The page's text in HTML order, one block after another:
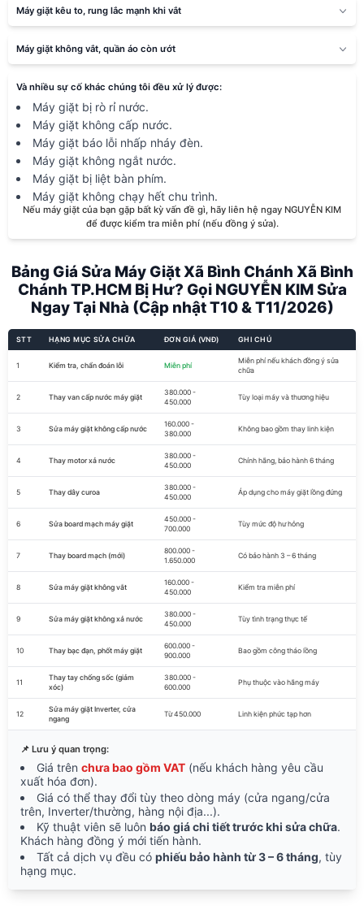
Máy giặt kêu to, rung lắc mạnh khi vắt
Máy giặt không vắt, quần áo còn ướt
Và nhiều sự cố khác chúng tôi đều xử lý được:
Máy giặt bị rò rỉ nước.
Máy giặt không cấp nước.
Máy giặt báo lỗi nhấp nháy đèn.
Máy giặt không ngắt nước.
Máy giặt bị liệt bàn phím.
Máy giặt không chạy hết chu trình.
Nếu máy giặt của bạn gặp bất kỳ vấn đề gì, hãy liên hệ ngay NGUYỄN KIM
để được kiểm tra miễn phí (nếu đồng ý sửa).
Bảng Giá Sửa Máy Giặt Xã Bình Chánh Xã Bình
Chánh TP.HCM Bị Hư? Gọi NGUYỄN KIM Sửa
Ngay Tại Nhà (Cập nhật T10 & T11/2026)
STT HẠNG MỤC SỬA CHỮA ĐƠN GIÁ (VNĐ) GHI CHÚ
1 Kiểm tra, chẩn đoán lỗi Miễn phí
Miễn phí nếu khách đồng ý sửa
chữa
2 Thay van cấp nước máy giặt
380.000 -
450.000
Tùy loại máy và thương hiệu
3 Sửa máy giặt không cấp nước
160.000 -
380.000
Không bao gồm thay linh kiện
4 Thay motor xả nước
380.000 -
450.000
Chính hãng, bảo hành 6 tháng
5 Thay dây curoa
380.000 -
450.000
Áp dụng cho máy giặt lồng đứng
6 Sửa board mạch máy giặt
450.000 -
700.000
Tùy mức độ hư hỏng
7 Thay board mạch (mới)
800.000 -
1.650.000
Có bảo hành 3 – 6 tháng
8 Sửa máy giặt không vắt
160.000 -
450.000
Kiểm tra miễn phí
9 Sửa máy giặt không xả nước
380.000 -
450.000
Tùy tình trạng thực tế
10 Thay bạc đạn, phốt máy giặt
600.000 -
900.000
Bao gồm công tháo lồng
11
Thay tay chống sốc (giảm
xóc)
380.000 -
600.000
Phụ thuộc vào hãng máy
12
Sửa máy giặt Inverter, cửa
ngang
Từ 450.000 Linh kiện phức tạp hơn
📌 Lưu ý quan trọng:
Giá trên chưa bao gồm VAT (nếu khách hàng yêu cầu
xuất hóa đơn).
Giá có thể thay đổi tùy theo dòng máy (cửa ngang/cửa
trên, Inverter/thường, hàng nội địa...).
Kỹ thuật viên sẽ luôn báo giá chi tiết trước khi sửa chữa.
Khách hàng đồng ý mới tiến hành.
Tất cả dịch vụ đều có phiếu bảo hành từ 3 – 6 tháng, tùy
hạng mục.